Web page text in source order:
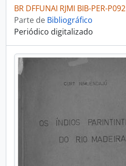
BR DFFUNAI RJMI BIB-PER-P092
Parte de Bibliográfico
Periódico digitalizado